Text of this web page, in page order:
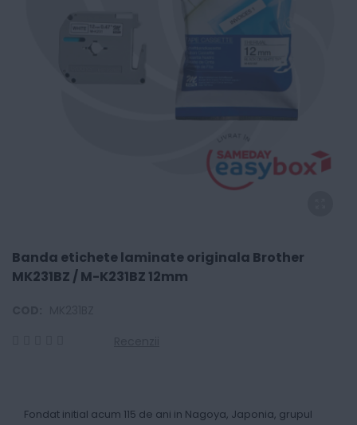
Banda etichete laminate originala Brother
MK231BZ / M-K231BZ 12mm
Fondat initial acum 115 de ani in Nagoya, Japonia, grupul